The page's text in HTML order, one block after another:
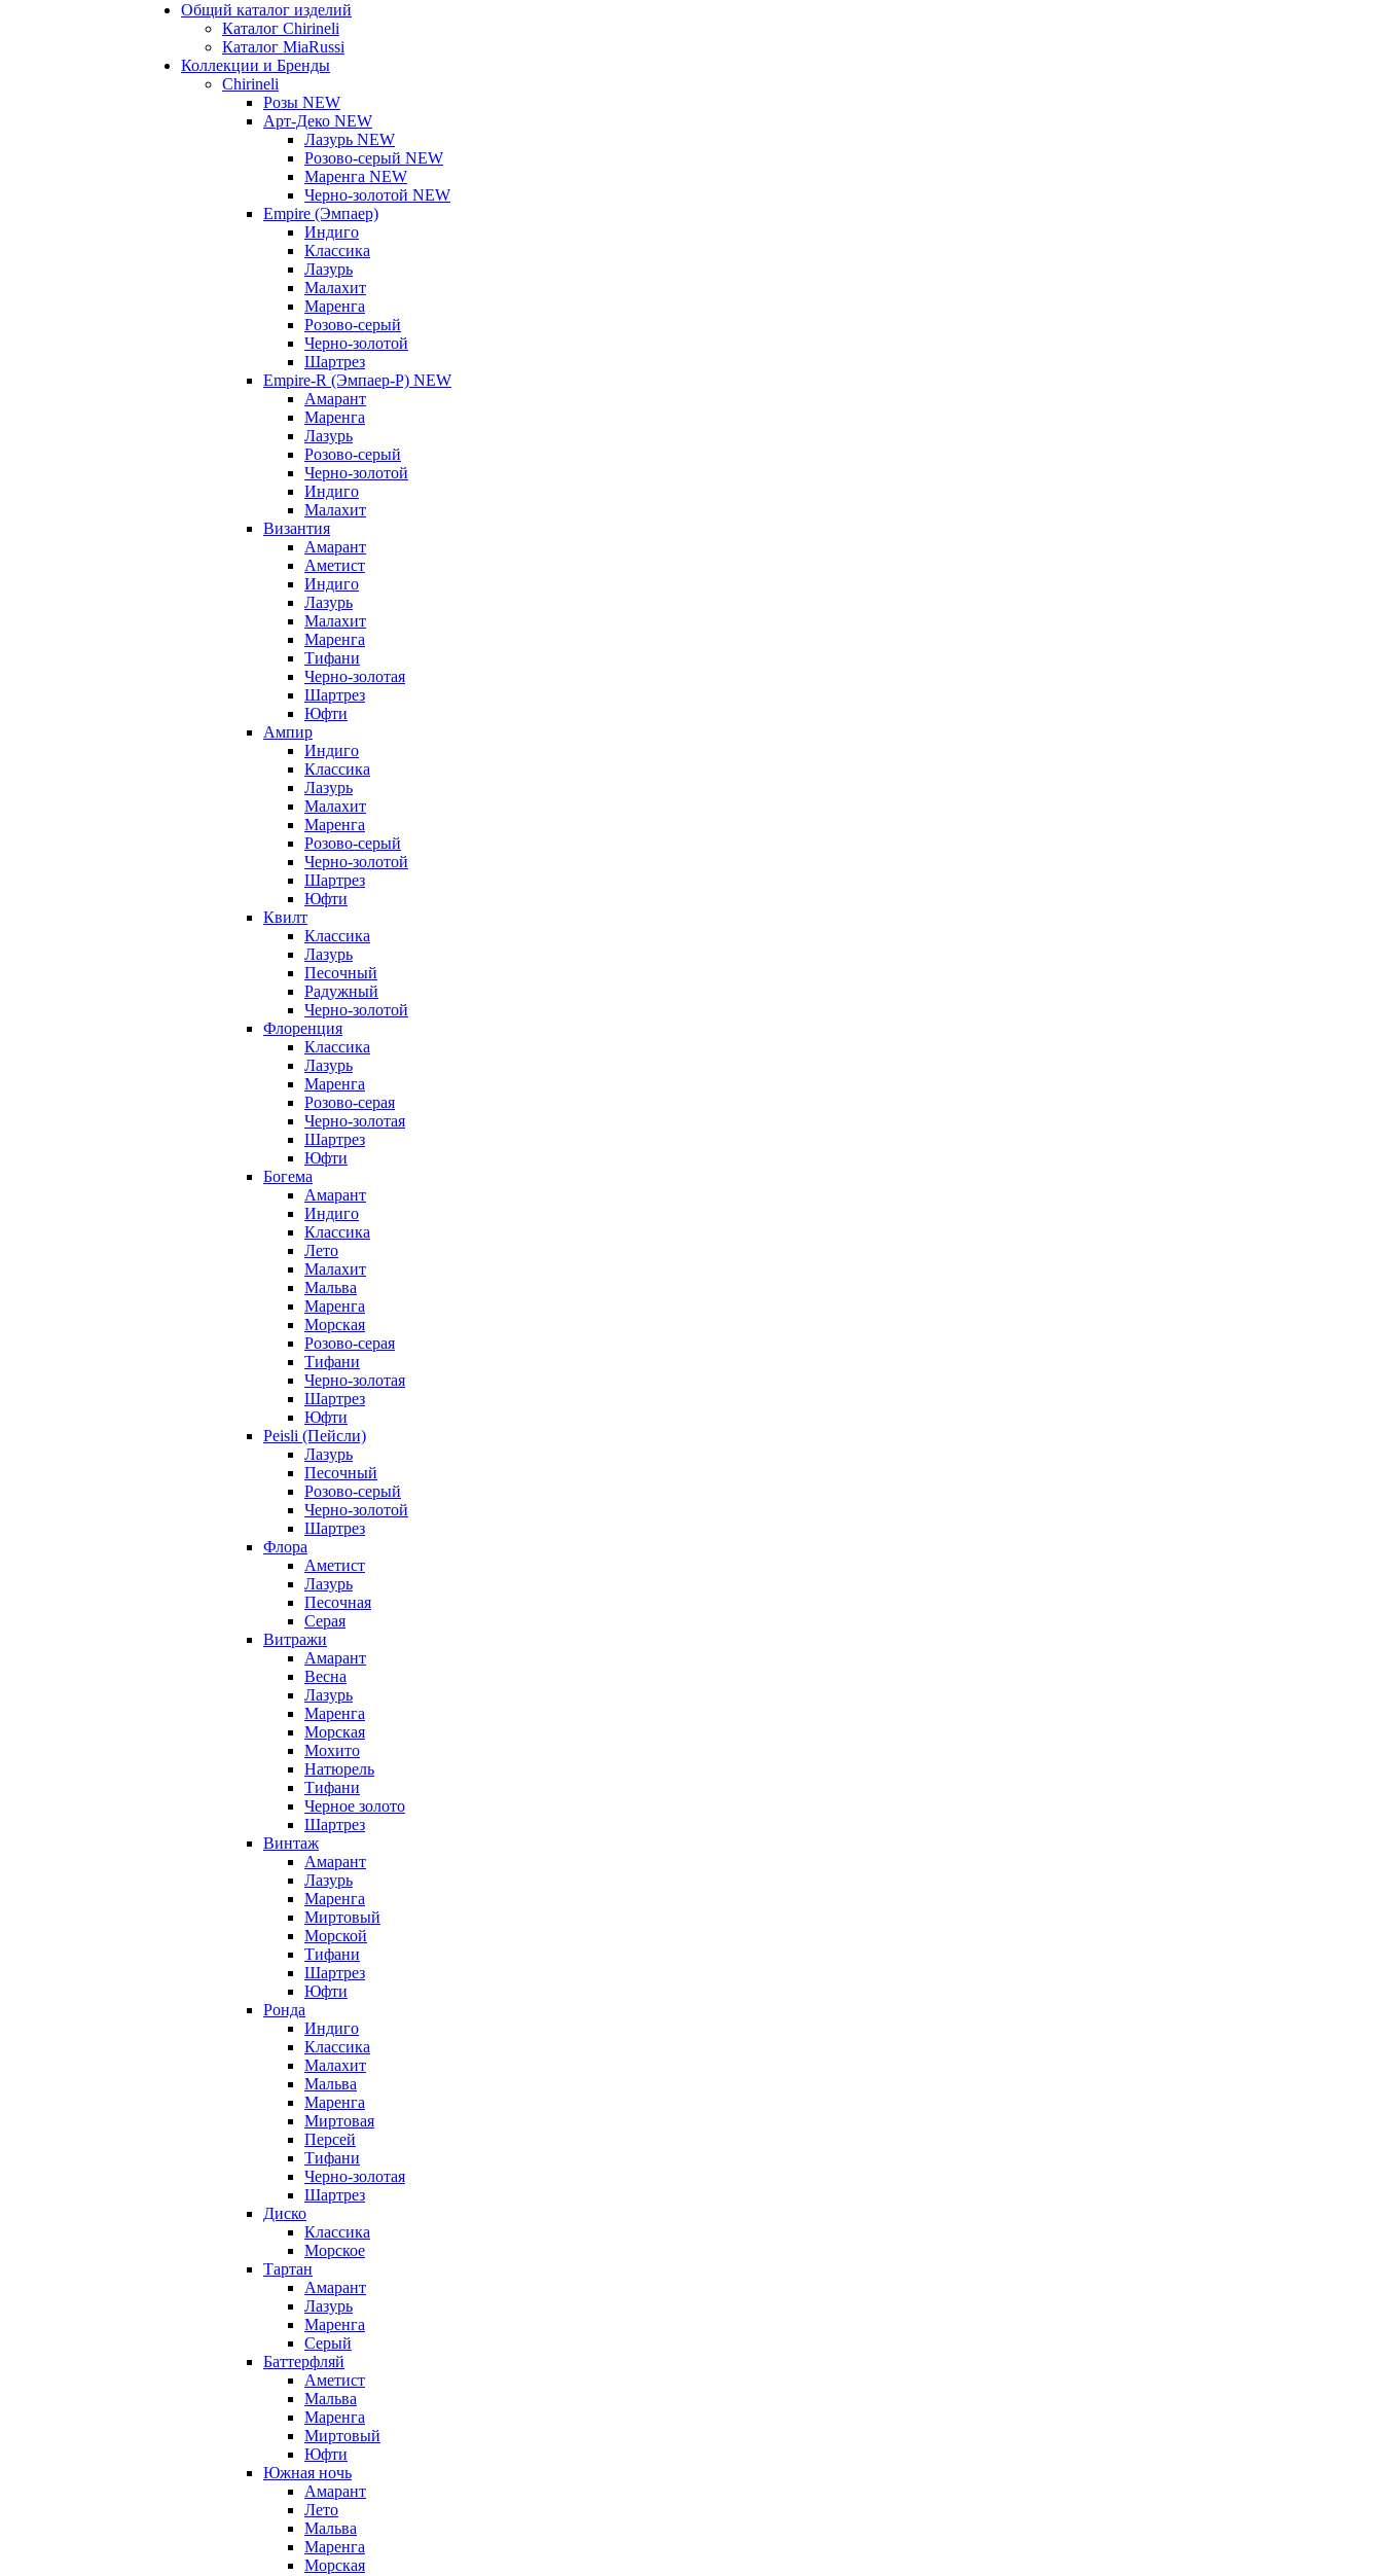
Общий каталог изделий
Каталог Chirineli
Каталог MiaRussi
Коллекции и Бренды
Chirineli
Розы NEW
Арт-Деко NEW
Лазурь NEW
Розово-серый NEW
Маренга NEW
Черно-золотой NEW
Empire (Эмпаер)
Индиго
Классика
Лазурь
Малахит
Маренга
Розово-серый
Черно-золотой
Шартрез
Empire-R (Эмпаер-P) NEW
Амарант
Маренга
Лазурь
Розово-серый
Черно-золотой
Индиго
Малахит
Византия
Амарант
Аметист
Индиго
Лазурь
Малахит
Маренга
Тифани
Черно-золотая
Шартрез
Юфти
Ампир
Индиго
Классика
Лазурь
Малахит
Маренга
Розово-серый
Черно-золотой
Шартрез
Юфти
Квилт
Классика
Лазурь
Песочный
Радужный
Черно-золотой
Флоренция
Классика
Лазурь
Маренга
Розово-серая
Черно-золотая
Шартрез
Юфти
Богема
Амарант
Индиго
Классика
Лето
Малахит
Мальва
Маренга
Морская
Розово-серая
Тифани
Черно-золотая
Шартрез
Юфти
Peisli (Пейсли)
Лазурь
Песочный
Розово-серый
Черно-золотой
Шартрез
Флора
Аметист
Лазурь
Песочная
Серая
Витражи
Амарант
Весна
Лазурь
Маренга
Морская
Мохито
Натюрель
Тифани
Черное золото
Шартрез
Винтаж
Амарант
Лазурь
Маренга
Миртовый
Морской
Тифани
Шартрез
Юфти
Ронда
Индиго
Классика
Малахит
Мальва
Маренга
Миртовая
Персей
Тифани
Черно-золотая
Шартрез
Диско
Классика
Морское
Тартан
Амарант
Лазурь
Маренга
Серый
Баттерфляй
Аметист
Мальва
Маренга
Миртовый
Юфти
Южная ночь
Амарант
Лето
Мальва
Маренга
Морская